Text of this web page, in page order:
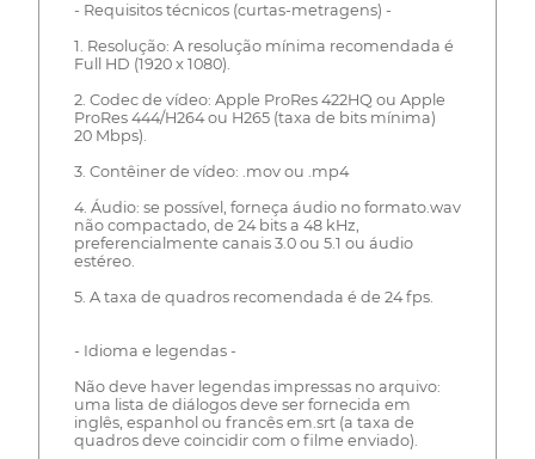
- Requisitos técnicos (curtas-metragens) -
1. Resolução: A resolução mínima recomendada é
Full HD (1920 x 1080).
2. Codec de vídeo: Apple ProRes 422HQ ou Apple
ProRes 444/H264 ou H265 (taxa de bits mínima)
20 Mbps).
3. Contêiner de vídeo: .mov ou .mp4
4. Áudio: se possível, forneça áudio no formato.wav
não compactado, de 24 bits a 48 kHz,
preferencialmente canais 3.0 ou 5.1 ou áudio
estéreo.
5. A taxa de quadros recomendada é de 24 fps.
- Idioma e legendas -
Não deve haver legendas impressas no arquivo:
uma lista de diálogos deve ser fornecida em
inglês, espanhol ou francês em.srt (a taxa de
quadros deve coincidir com o filme enviado).